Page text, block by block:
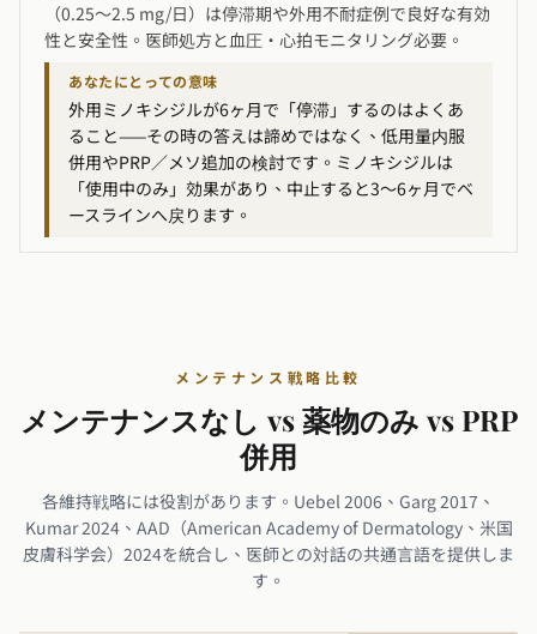
（0.25〜2.5 mg/日）は停滞期や外用不耐症例で良好な有効
性と安全性。医師処方と血圧・心拍モニタリング必要。
あなたにとっての意味
外用ミノキシジルが6ヶ月で「停滞」するのはよくあ
ること——その時の答えは諦めではなく、低用量内服
併用やPRP／メソ追加の検討です。ミノキシジルは
「使用中のみ」効果があり、中止すると3〜6ヶ月でベ
ースラインへ戻ります。
メンテナンス戦略比較
メンテナンスなし vs 薬物のみ vs PRP
併用
各維持戦略には役割があります。Uebel 2006、Garg 2017、
Kumar 2024、AAD（American Academy of Dermatology、米国
皮膚科学会）2024を統合し、医師との対話の共通言語を提供しま
す。